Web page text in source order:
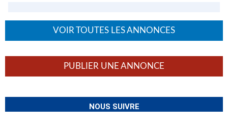
VOIR TOUTES LES ANNONCES
PUBLIER UNE ANNONCE
NOUS SUIVRE